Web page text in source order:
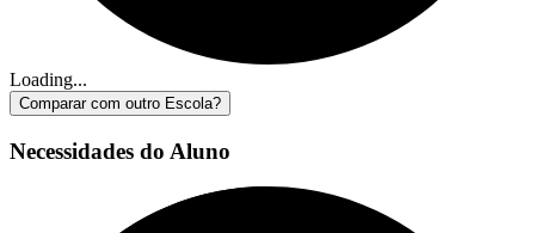
Loading...
Comparar com outro Escola?
Necessidades do Aluno